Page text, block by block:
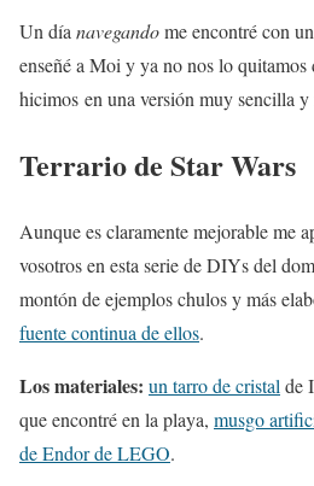
Un día navegandome encontré con
enseñé a Moi y ya no nos lo quitamos
hicimos en una versión muy sencilla y
Terrario de Star Wars
Aunque es claramente mejorable me
vosotros en esta serie de DIYs del
montón de ejemplos chulos y más
fuente continua de ellos.
Los materiales: un tarro de cristal de
que encontré en la playa, musgo
de Endor de LEGO.